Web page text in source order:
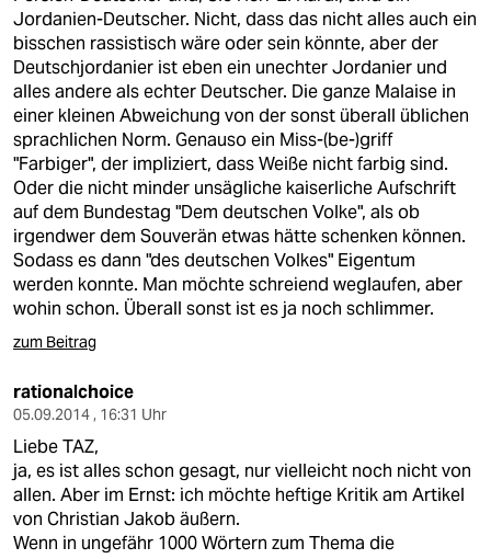
Jordanien-Deutscher. Nicht, dass das nicht alles auch ein
bisschen rassistisch wäre oder sein könnte, aber der
Deutschjordanier ist eben ein unechter Jordanier und
alles andere als echter Deutscher. Die ganze Malaise in
einer kleinen Abweichung von der sonst überall üblichen
sprachlichen Norm. Genauso ein Miss-(be-)griff
"Farbiger", der impliziert, dass Weiße nicht farbig sind.
Oder die nicht minder unsägliche kaiserliche Aufschrift
auf dem Bundestag "Dem deutschen Volke", als ob
irgendwer dem Souverän etwas hätte schenken können.
Sodass es dann "des deutschen Volkes" Eigentum
werden konnte. Man möchte schreiend weglaufen, aber
wohin schon. Überall sonst ist es ja noch schlimmer.
zum Beitrag
rationalchoice
05.09.2014 , 16:31 Uhr
Liebe TAZ,
ja, es ist alles schon gesagt, nur vielleicht noch nicht von
allen. Aber im Ernst: ich möchte heftige Kritik am Artikel
von Christian Jakob äußern.
Wenn in ungefähr 1000 Wörtern zum Thema die